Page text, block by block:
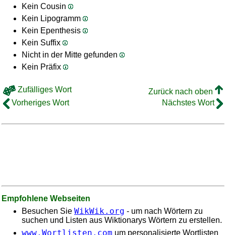
Kein Cousin
Kein Lipogramm
Kein Epenthesis
Kein Suffix
Nicht in der Mitte gefunden
Kein Präfix
Zufälliges Wort
Zurück nach oben
Vorheriges Wort
Nächstes Wort
Empfohlene Webseiten
Besuchen Sie WikWik.org - um nach Wörtern zu
suchen und Listen aus Wiktionarys Wörtern zu erstellen.
www.Wortlisten.com um personalisierte Wortlisten